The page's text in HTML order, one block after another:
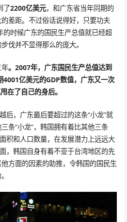
了2200亿美元，和广东省当年同期的
差距。不过俗话说得好，只要功夫
时候广东的国民生产总值就已经超
伐并不显得那么的庞大。
。2007年，广东国民生产总值达到
亿美元的GDP数值，广东又一次
在了自己的身后。
后，广东最后要超过的这条“小龙”就
条“小龙”，韩国拥有着比其他三条
积和人口数量，在发展潜力上远远大
，韩国自身有着不亚于台湾地区的先
方面的因素的助推，令韩国的国民生